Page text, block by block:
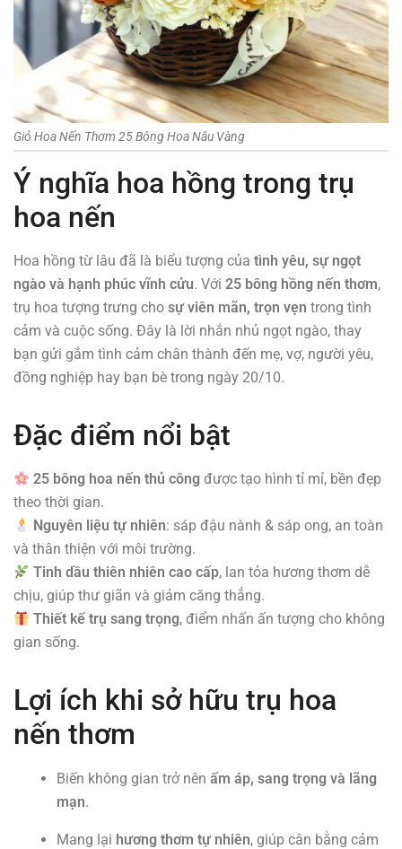
Giỏ Hoa Nến Thơm 25 Bông Hoa Nâu Vàng
Ý nghĩa hoa hồng trong trụ
hoa nến
Hoa hồng từ lâu đã là biểu tượng của tình yêu, sự ngọt
ngào và hạnh phúc vĩnh cửu. Với 25 bông hồng nến thơm,
trụ hoa tượng trưng cho sự viên mãn, trọn vẹn trong tình
cảm và cuộc sống. Đây là lời nhắn nhủ ngọt ngào, thay
bạn gửi gắm tình cảm chân thành đến mẹ, vợ, người yêu,
đồng nghiệp hay bạn bè trong ngày 20/10.
Đặc điểm nổi bật
25 bông hoa nến thủ công được tạo hình tỉ mỉ, bền đẹp
theo thời gian.
Nguyên liệu tự nhiên: sáp đậu nành & sáp ong, an toàn
và thân thiện với môi trường.
Tinh dầu thiên nhiên cao cấp, lan tỏa hương thơm dễ
chịu, giúp thư giãn và giảm căng thẳng.
Thiết kế trụ sang trọng, điểm nhấn ấn tượng cho không
gian sống.
Lợi ích khi sở hữu trụ hoa
nến thơm
Biến không gian trở nên ấm áp, sang trọng và lãng
mạn.
Mang lại hương thơm tự nhiên, giúp cân bằng cảm